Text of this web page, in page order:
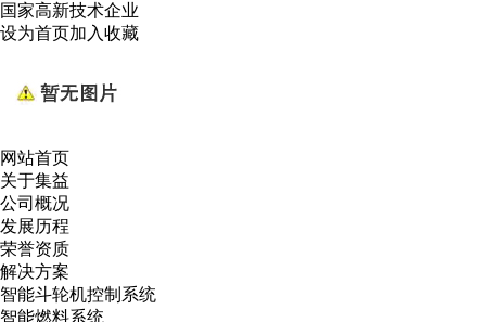
国家高新技术企业
设为首页加入收藏
网站首页
关于集益
公司概况
发展历程
荣誉资质
解决方案
智能斗轮机控制系统
智能燃料系统